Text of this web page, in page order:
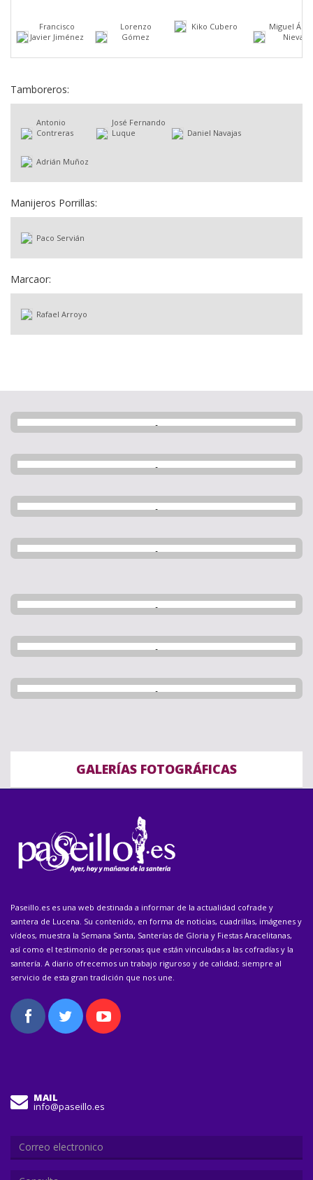
Francisco
Javier Jiménez
Lorenzo
Gómez
Kiko Cubero
Miguel
Nieva
Tamboreros:
Antonio
Contreras
José Fernando
Luque
Daniel Navajas
Adrián Muñoz
Manijeros Porrillas:
Paco Servián
Marcaor:
Rafael Arroyo
GALERÍAS FOTOGRÁFICAS
Paseillo.es es una web destinada a informar de la actualidad cofrade y
santera de Lucena. Su contenido, en forma de noticias, cuadrillas, imágenes y
vídeos, muestra la Semana Santa, Santerías de Gloria y Fiestas Aracelitanas,
así como el testimonio de personas que están vinculadas a las cofradías y la
santería. A diario ofrecemos un trabajo riguroso y de calidad; siempre al
servicio de esta gran tradición que nos une.
MAIL
info@paseillo.es